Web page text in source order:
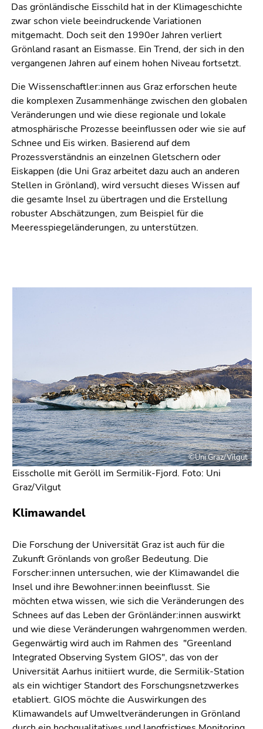
Das grönländische Eisschild hat in der Klimageschichte
zwar schon viele beeindruckende Variationen
mitgemacht. Doch seit den 1990er Jahren verliert
Grönland rasant an Eismasse. Ein Trend, der sich in den
vergangenen Jahren auf einem hohen Niveau fortsetzt.
Die Wissenschaftler:innen aus Graz erforschen heute
die komplexen Zusammenhänge zwischen den globalen
Veränderungen und wie diese regionale und lokale
atmosphärische Prozesse beeinflussen oder wie sie auf
Schnee und Eis wirken. Basierend auf dem
Prozessverständnis an einzelnen Gletschern oder
Eiskappen (die Uni Graz arbeitet dazu auch an anderen
Stellen in Grönland), wird versucht dieses Wissen auf
die gesamte Insel zu übertragen und die Erstellung
robuster Abschätzungen, zum Beispiel für die
Meeresspiegeländerungen, zu unterstützen.
Klimawandel
Die Forschung der Universität Graz ist auch für die
Zukunft Grönlands von großer Bedeutung. Die
Forscher:innen untersuchen, wie der Klimawandel die
Insel und ihre Bewohner:innen beeinflusst. Sie
möchten etwa wissen, wie sich die Veränderungen des
Schnees auf das Leben der Grönländer:innen auswirkt
und wie diese Veränderungen wahrgenommen werden.
Gegenwärtig wird auch im Rahmen des "Greenland
Integrated Observing System GIOS", das von der
Universität Aarhus initiiert wurde, die Sermilik-Station
als ein wichtiger Standort des Forschungsnetzwerkes
etabliert. GIOS möchte die Auswirkungen des
Klimawandels auf Umweltveränderungen in Grönland
©Uni Graz/Vilgut
Eisscholle mit Geröll im Sermilik-Fjord. Foto: Uni
Graz/Vilgut